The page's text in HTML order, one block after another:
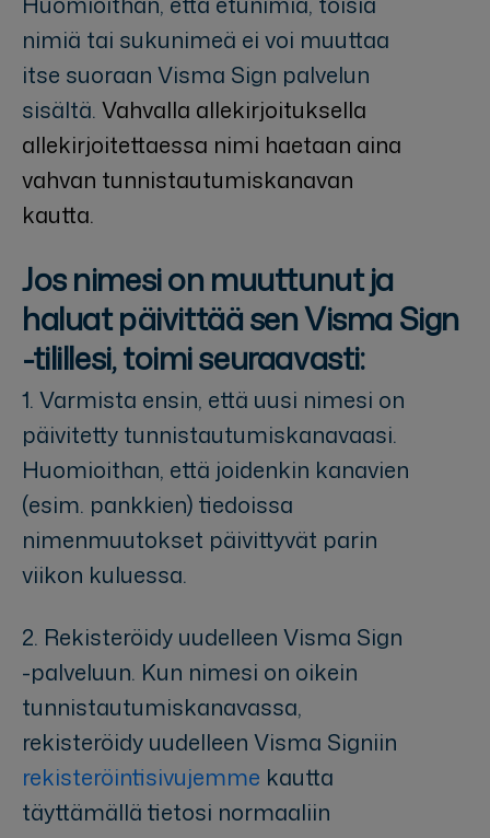
nimiä tai sukunimeä ei voi muuttaa
itse suoraan Visma Sign palvelun
sisältä. Vahvalla allekirjoituksella
allekirjoitettaessa nimi haetaan aina
vahvan tunnistautumiskanavan
kautta.
Jos nimesi on muuttunut ja
haluat päivittää sen Visma Sign
-tilillesi, toimi seuraavasti:
1. Varmista ensin, että uusi nimesi on
päivitetty tunnistautumiskanavaasi.
Huomioithan, että joidenkin kanavien
(esim. pankkien) tiedoissa
nimenmuutokset päivittyvät parin
viikon kuluessa.
2. Rekisteröidy uudelleen Visma Sign
-palveluun. Kun nimesi on oikein
tunnistautumiskanavassa,
rekisteröidy uudelleen Visma Signiin
rekisteröintisivujemme kautta
täyttämällä tietosi normaaliin